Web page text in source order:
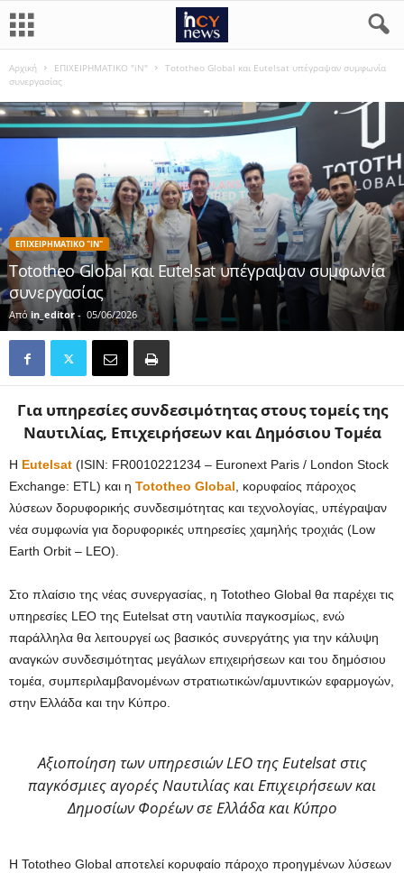
Αρχική ΕΠΙΧΕΙΡΗΜΑΤΙΚΟ "iN"
Tototheo Global και Eutelsat υπέγραψαν συμφωνία
συνεργασίας
ΕΠΙΧΕΙΡΗΜΑΤΙΚΟ "IN"
Tototheo Global και Eutelsat υπέγραψαν συμφωνία
συνεργασίας
Από in_editor - 05/06/2026
Για υπηρεσίες συνδεσιμότητας στους τομείς της
Ναυτιλίας, Επιχειρήσεων και Δημόσιου Τομέα
Η Eutelsat (ISIN: FR0010221234 – Euronext Paris / London Stock
Exchange: ETL) και η Tototheo Global, κορυφαίος πάροχος
λύσεων δορυφορικής συνδεσιμότητας και τεχνολογίας, υπέγραψαν
νέα συμφωνία για δορυφορικές υπηρεσίες χαμηλής τροχιάς (Low
Earth Orbit – LEO).
Στο πλαίσιο της νέας συνεργασίας, η Tototheo Global θα παρέχει τις
υπηρεσίες LEO της Eutelsat στη ναυτιλία παγκοσμίως, ενώ
παράλληλα θα λειτουργεί ως βασικός συνεργάτης για την κάλυψη
αναγκών συνδεσιμότητας μεγάλων επιχειρήσεων και του δημόσιου
τομέα, συμπεριλαμβανομένων στρατιωτικών/αμυντικών εφαρμογών,
στην Ελλάδα και την Κύπρο.
Αξιοποίηση των υπηρεσιώνLEOτηςEutelsatστις
παγκόσμιες αγορές Ναυτιλίας και Επιχειρήσεων και
Δημοσίων Φορέων σε Ελλάδα και Κύπρο
Η Tototheo Global αποτελεί κορυφαίο πάροχο προηγμένων λύσεων